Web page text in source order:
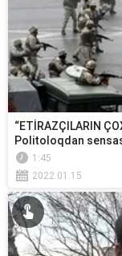
“ETİRAZÇILARIN
Politoloqdan
1:45
2022.01.15